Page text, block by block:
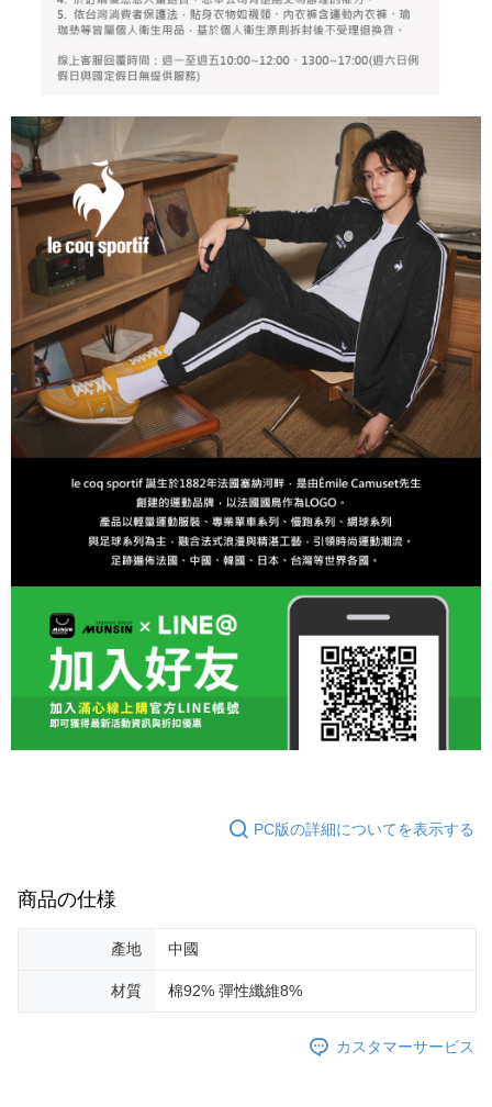
PC版の詳細についてを表示する
商品の仕様
產地 中國
材質 棉92% 彈性纖維8%
カスタマーサービス